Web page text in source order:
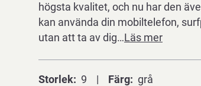
högsta kvalitet, och nu har den
kan använda din mobiltelefon,
utan att ta av dig…Läs mer
Storlek 9 Färg grå